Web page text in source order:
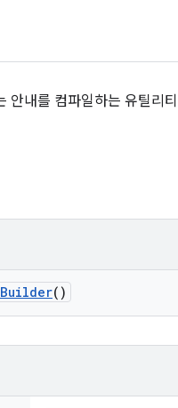
안내를 컴파일하는 유틸리
Builder()